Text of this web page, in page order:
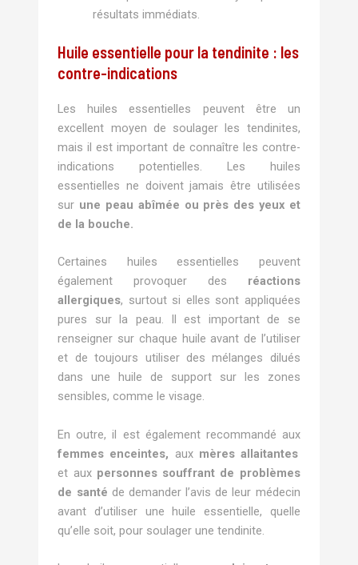
résultats immédiats.
Huile essentielle pour la tendinite : les
contre-indications
Les huiles essentielles peuvent être un
excellent moyen de soulager les tendinites,
mais il est important de connaître les contre-
indications potentielles. Les huiles
essentielles ne doivent jamais être utilisées
sur une peau abîmée ou près des yeux et
de la bouche.
Certaines huiles essentielles peuvent
également provoquer des réactions
allergiques, surtout si elles sont appliquées
pures sur la peau. Il est important de se
renseigner sur chaque huile avant de l’utiliser
et de toujours utiliser des mélanges dilués
dans une huile de support sur les zones
sensibles, comme le visage.
En outre, il est également recommandé aux
femmes enceintes, aux mères allaitantes
et aux personnes souffrant de problèmes
de santé de demander l’avis de leur médecin
avant d’utiliser une huile essentielle, quelle
qu’elle soit, pour soulager une tendinite.